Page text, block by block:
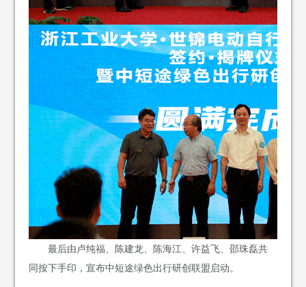
最后由卢纯福、陈建龙、陈海江、许益飞、邵珠磊共
同按下手印，宣布中短途绿色出行研创联盟启动。